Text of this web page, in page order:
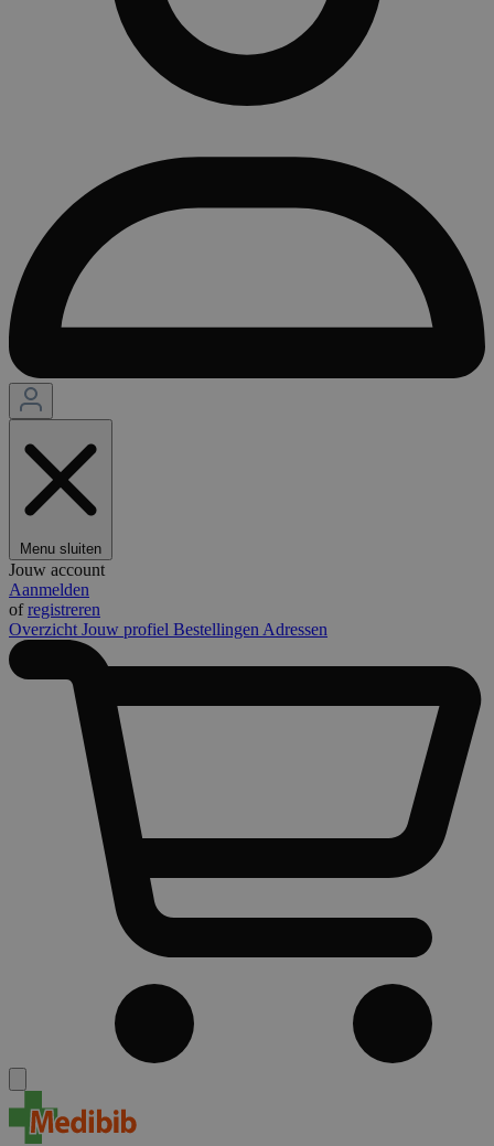
Menu sluiten
Jouw account
Aanmelden
ofregistreren
Overzicht Jouw profiel Bestellingen Adressen